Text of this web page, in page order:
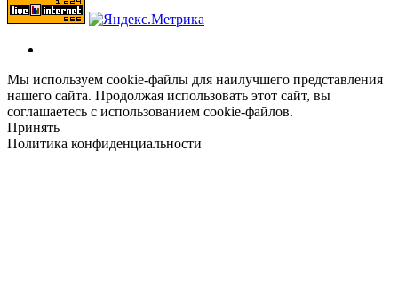
Мы используем cookie-файлы для наилучшего представления
нашего сайта. Продолжая использовать этот сайт, вы
соглашаетесь с использованием cookie-файлов.
Принять
Политика конфиденциальности